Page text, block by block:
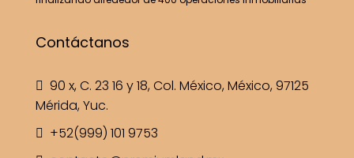
Contáctanos
90 x, C. 23 16 y 18, Col. México, México, 97125
Mérida, Yuc.
+52(999) 101 9753